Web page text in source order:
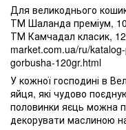
Для великоднього
ТМ Шаланда преміум,
ТМ Камчадал класик,
market.com.ua/ru/
gorbusha-120gr.html
У кожної господині в
яйця, які чудово
половинки яєць можна
декорувати маслиною